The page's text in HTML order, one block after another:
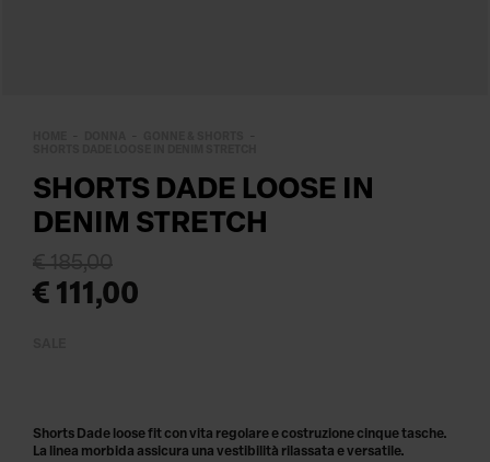
SHORTS DADE LOOSE IN
DENIM STRETCH
€ 111,00
€ 185,00
Shorts Dade loose fit con vita regolare e costruzione cinque tasche.
La linea morbida assicura una vestibilità rilassata e versatile.